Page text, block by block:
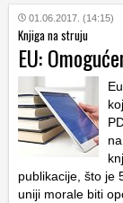
01.06.2017. (14:15)
Knjiga na struju
EU:
publikacije, što je
uniji morale biti